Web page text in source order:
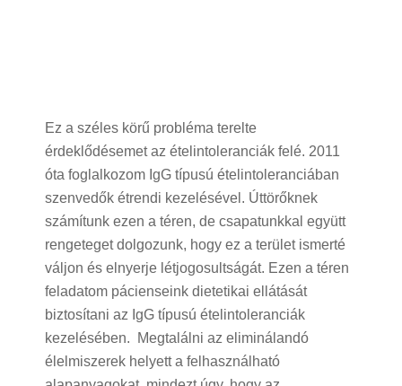
Ez a széles körű probléma terelte
érdeklődésemet az ételintoleranciák felé. 2011
óta foglalkozom IgG típusú ételintoleranciában
szenvedők étrendi kezelésével. Úttörőknek
számítunk ezen a téren, de csapatunkkal együtt
rengeteget dolgozunk, hogy ez a terület ismerté
váljon és elnyerje létjogosultságát. Ezen a téren
feladatom pácienseink dietetikai ellátását
biztosítani az IgG típusú ételintoleranciák
kezelésében. Megtalálni az eliminálandó
élelmiszerek helyett a felhasználható